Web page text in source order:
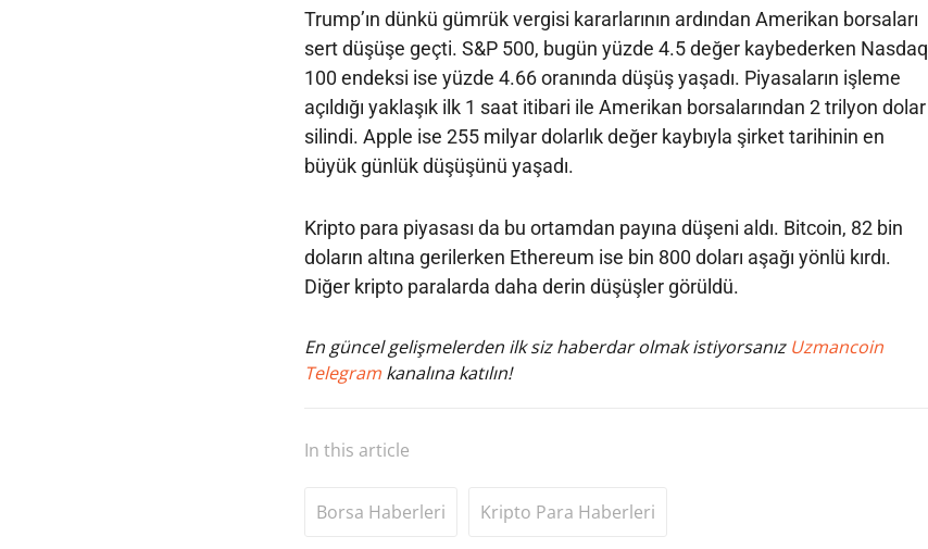
Trump’ın dünkü gümrük vergisi kararlarının ardından Amerikan borsaları
sert düşüşe geçti. S&P 500, bugün yüzde 4.5 değer kaybederken Nasdaq
100 endeksi ise yüzde 4.66 oranında düşüş yaşadı. Piyasaların işleme
açıldığı yaklaşık ilk 1 saat itibari ile Amerikan borsalarından 2 trilyon dolar
silindi. Apple ise 255 milyar dolarlık değer kaybıyla şirket tarihinin en
büyük günlük düşüşünü yaşadı.
Kripto para piyasası da bu ortamdan payına düşeni aldı. Bitcoin, 82 bin
doların altına gerilerken Ethereum ise bin 800 doları aşağı yönlü kırdı.
Diğer kripto paralarda daha derin düşüşler görüldü.
En güncel gelişmelerden ilk siz haberdar olmak istiyorsanız Uzmancoin
Telegram kanalına katılın!
In this article
Borsa Haberleri Kripto Para Haberleri